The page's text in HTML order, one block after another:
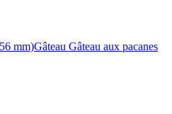
mm)Gâteau Gâteau aux pacanes